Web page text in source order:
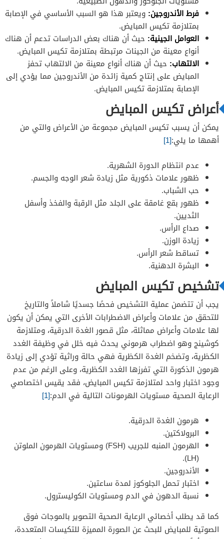
فرط الأندروجين: ويعتبر هذا هو السبب الأساسي في الإصابة
بمتلازمة تكيس المبايض.
العوامل الجينية: حيث أن هناك بعض الدراسات تدعم أن هناك
أنواع معينة من الجينات مرتبطة بمتلازمة تكيس المبايض.
الالتهاب: حيث أن هناك أنواع معينة من الالتهاب تحفز
المبايض على إنتاج كمية زائدة من الأندروجين مما يؤدي إلى
الإصابة بمتلازمة تكيس المبايض.
أعراض تكيس المبايض
يمكن أن يسبب تكيس المبايض مجموعة من الأعراض والتي من
أهمها ما يلي:[1]
عدم انتظام الدورة الشهرية.
ظهور علامات ذكورية مثل زيادة شعر الوجه والجسم.
حب الشباب.
ظهور بقع غامقة على الجلد مثل الرقبة والفخذ وأسفل
الثديين.
صداع الرأس.
زيادة الوزن.
تساقط شعر الرأس.
البشرة الدهنية.
تشخيص تكيس المبايض
يجب أن تتضمن عملية التشخيص فحصًا جسديًا شاملاً والتاريخ
للتحقق من علامات وأعراض الاضطرابات الأخرى التي يمكن أن يكون
لها علامات وأعراض مماثلة، مثل قصور الغدة الدرقية، ومتلازمة
كوشينج وهو اضطراب هرموني يحدث فيه خلل في وظيفة الغدد
الكظرية، وتضخم الغدة الكظرية فهي حالة وراثية تؤدي إلى زيادة
هرمون الذكورة التي تفرزها الغدد الكظرية، وعلى الرغم من عدم
وجود اختبار واحد لمتلازمة تكيس المبايض، فقد يقيس اختصاصي
الرعاية الصحية مستويات الهرمونات التالية في الدم:[1]
هرمون الغدة الدرقية.
البرولاكتين.
الهرمون المنبه للجريب (FSH) ومستويات الهرمون الملوتن
(LH).
الأندروجين.
اختبار تحمل الجلوكوز لمدة ساعتين.
نسبة الدهون في الدم ومستويات الكوليسترول.
كما قد يطلب أخصائي الرعاية الصحية التصوير بالموجات فوق
الصوتية للمبايض للبحث عن الصورة المميزة للتكيسات المتعددة،